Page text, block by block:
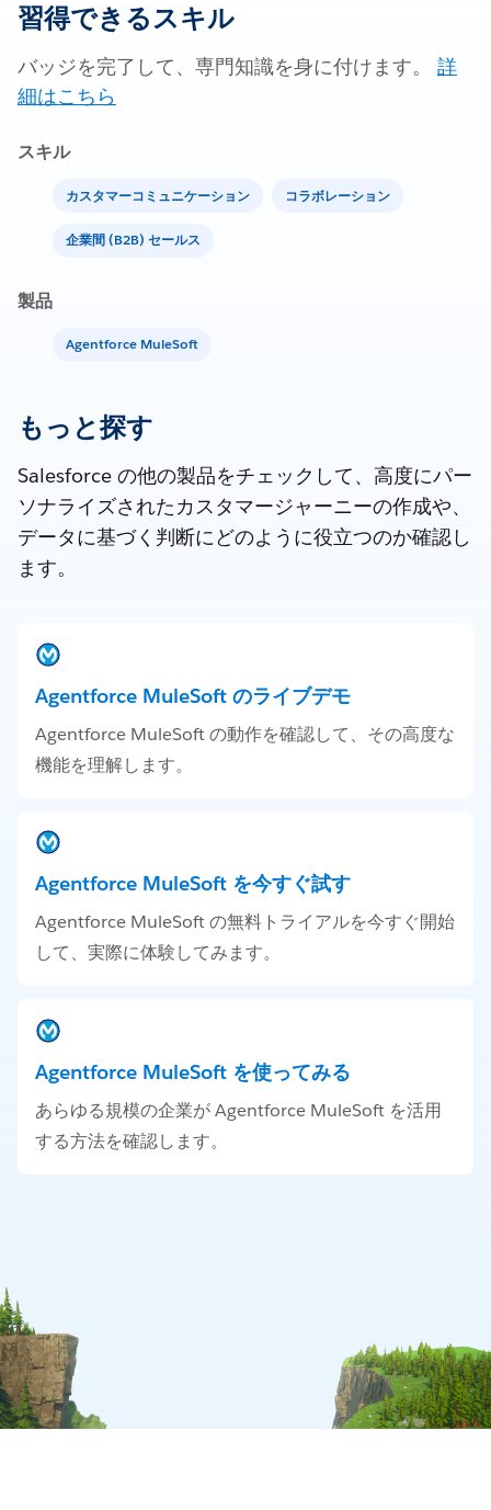
習得できるスキル
バッジを完了して、専門知識を身に付けます。 詳
細はこちら
スキル
カスタマーコミュニケーション コラボレーション
企業間 (B2B) セールス
製品
Agentforce MuleSoft
もっと探す
Salesforce の他の製品をチェックして、高度にパー
ソナライズされたカスタマージャーニーの作成や、
データに基づく判断にどのように役立つのか確認し
ます。
Agentforce MuleSoft のライブデモ
Agentforce MuleSoft の動作を確認して、その高度な
機能を理解します。
Agentforce MuleSoft を今すぐ試す
Agentforce MuleSoft の無料トライアルを今すぐ開始
して、実際に体験してみます。
Agentforce MuleSoft を使ってみる
あらゆる規模の企業が Agentforce MuleSoft を活用
する方法を確認します。